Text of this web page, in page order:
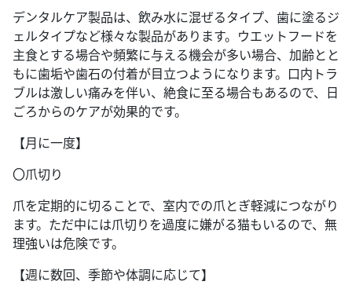
デンタルケア製品は、飲み水に混ぜるタイプ、歯に塗るジ
ェルタイプなど様々な製品があります。ウエットフードを
主食とする場合や頻繁に与える機会が多い場合、加齢とと
もに歯垢や歯石の付着が目立つようになります。口内トラ
ブルは激しい痛みを伴い、絶食に至る場合もあるので、日
ごろからのケアが効果的です。
【月に一度】
〇爪切り
爪を定期的に切ることで、室内での爪とぎ軽減につながり
ます。ただ中には爪切りを過度に嫌がる猫もいるので、無
理強いは危険です。
【週に数回、季節や体調に応じて】